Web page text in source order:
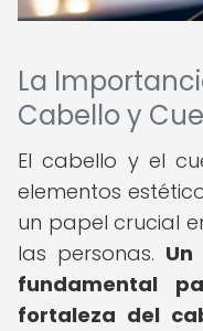
La
Cabello y
El cabello y el
elementos
un papel crucial
las personas.
fundamental
fortaleza del